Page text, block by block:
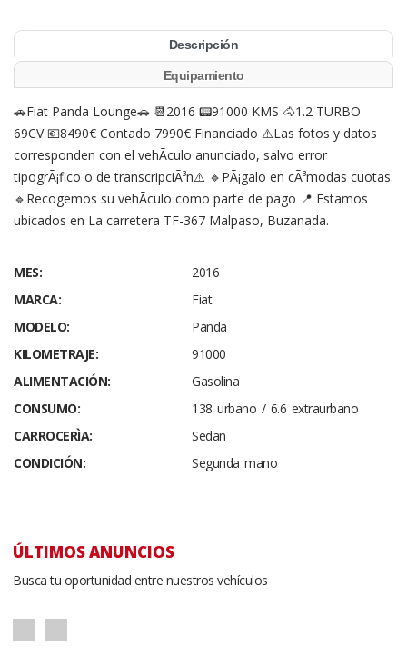
Descripción
Equipamiento
🚗Fiat Panda Lounge🚗 📆2016 📟91000 KMS 🐴1.2 TURBO
69CV 💶8490€ Contado 7990€ Financiado ⚠️Las fotos y datos
corresponden con el vehÃ­culo anunciado, salvo error
tipogrÃ¡fico o de transcripciÃ³n⚠️ 🔹PÃ¡galo en cÃ³modas cuotas.
🔹Recogemos su vehÃ­culo como parte de pago 📍 Estamos
ubicados en La carretera TF-367 Malpaso, Buzanada.
MES:
2016
MARCA:
Fiat
MODELO:
Panda
KILOMETRAJE:
91000
ALIMENTACIÓN:
Gasolina
CONSUMO:
138 urbano / 6.6 extraurbano
CARROCERÌA:
Sedan
CONDICIÓN:
Segunda mano
ÚLTIMOS ANUNCIOS
Busca tu oportunidad entre nuestros vehículos